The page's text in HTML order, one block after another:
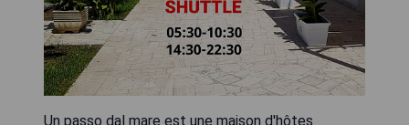
Un passo dal mare est une maison d'hôtes